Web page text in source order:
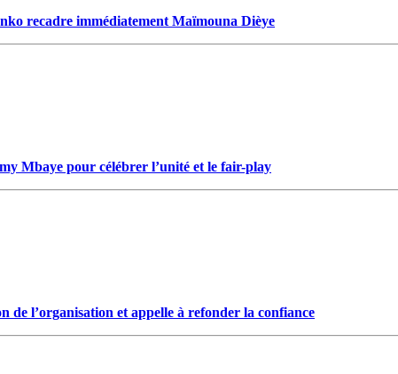
recadre immédiatement Maïmouna Dièye
Mbaye pour célébrer l’unité et le fair-play
de l’organisation et appelle à refonder la confiance